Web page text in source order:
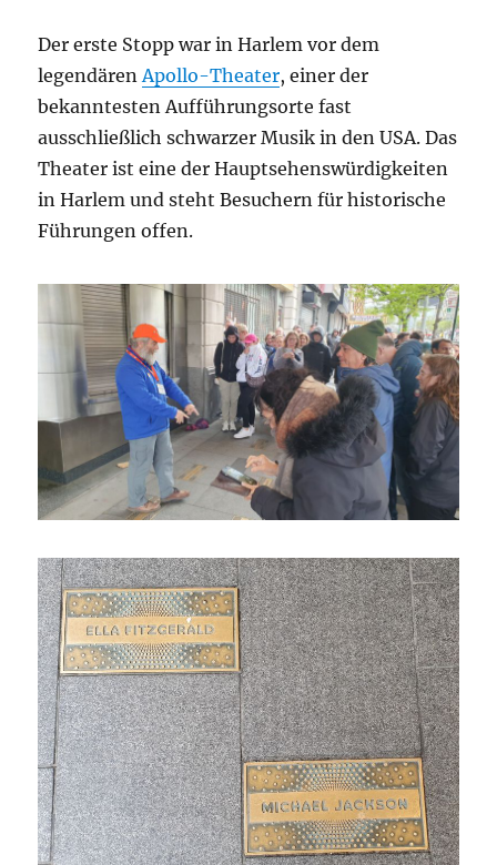
Der erste Stopp war in Harlem vor dem
legendärenApollo-Theater, einer der
bekanntesten Aufführungsorte fast
ausschließlich schwarzer Musik in den USA. Das
Theater ist eine der Hauptsehenswürdigkeiten
in Harlem und steht Besuchern für historische
Führungen offen.